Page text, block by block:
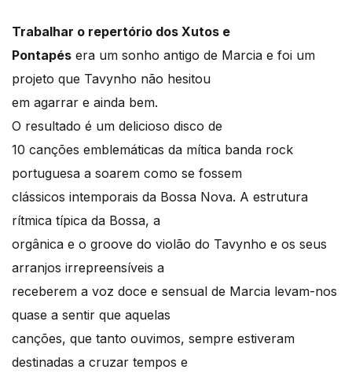
Trabalhar o repertório dos Xutos e
Pontapés era um sonho antigo de Marcia e foi um
projeto que Tavynho não hesitou
em agarrar e ainda bem.
O resultado é um delicioso disco de
10 canções emblemáticas da mítica banda rock
portuguesa a soarem como se fossem
clássicos intemporais da Bossa Nova. A estrutura
rítmica típica da Bossa, a
orgânica e o groove do violão do Tavynho e os seus
arranjos irrepreensíveis a
receberem a voz doce e sensual de Marcia levam-nos
quase a sentir que aquelas
canções, que tanto ouvimos, sempre estiveram
destinadas a cruzar tempos e